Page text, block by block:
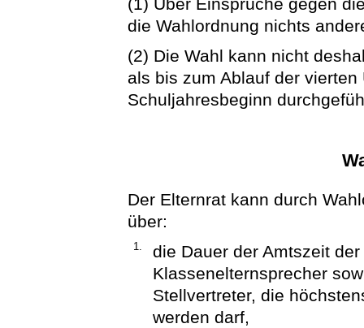
die Wahlordnung nichts
(2) Die Wahl kann nicht
als bis zum Ablauf der
Schuljahresbeginn
Der Elternrat kann durch
über:
1.
die Dauer der Amtszeit
Klassenelternsprecher
Stellvertreter, die
werden darf,